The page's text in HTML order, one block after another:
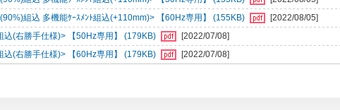
組込 多機能ｹｰｽﾒﾝﾄ組込(+110mm)> 【60Hz専用】 (155KB)
[2022/08/05]
込(右勝手仕様)> 【50Hz専用】 (179KB)
[2022/07/08]
込(右勝手仕様)> 【60Hz専用】 (179KB)
[2022/07/08]